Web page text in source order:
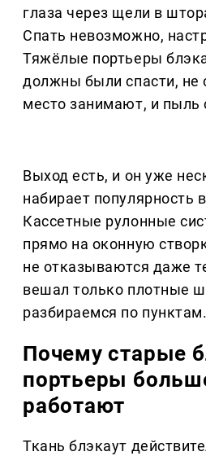
глаза через щели в
Спать невозможно,
Тяжёлые портьеры
должны были спасти, не
место занимают, и пыль
Выход есть, и он уже
набирает популярность
Кассетные рулонные
прямо на оконную
не отказываются даже
вешал только плотные
разбираемся по пунктам.
Почему старые
портьеры
работают
Ткань блэкаут